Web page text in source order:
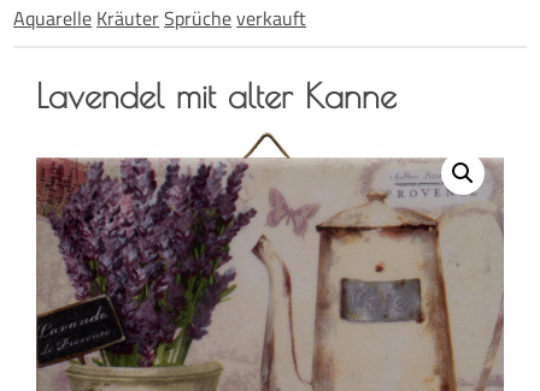
Laven­del mit alter Kanne
Aquarelle KräuterSprücheverkauft